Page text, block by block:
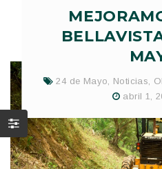
24 de Mayo Noticias
abril 1,